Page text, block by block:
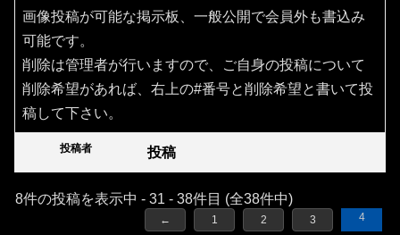
画像投稿が可能な掲示板、一般公開で会員外も書込み
可能です。
削除は管理者が行いますので、ご自身の投稿について
削除希望があれば、右上の#番号と削除希望と書いて投
稿して下さい。
投稿者 投稿
8件の投稿を表示中 - 31 - 38件目 (全38件中)
← 1 2 3 4